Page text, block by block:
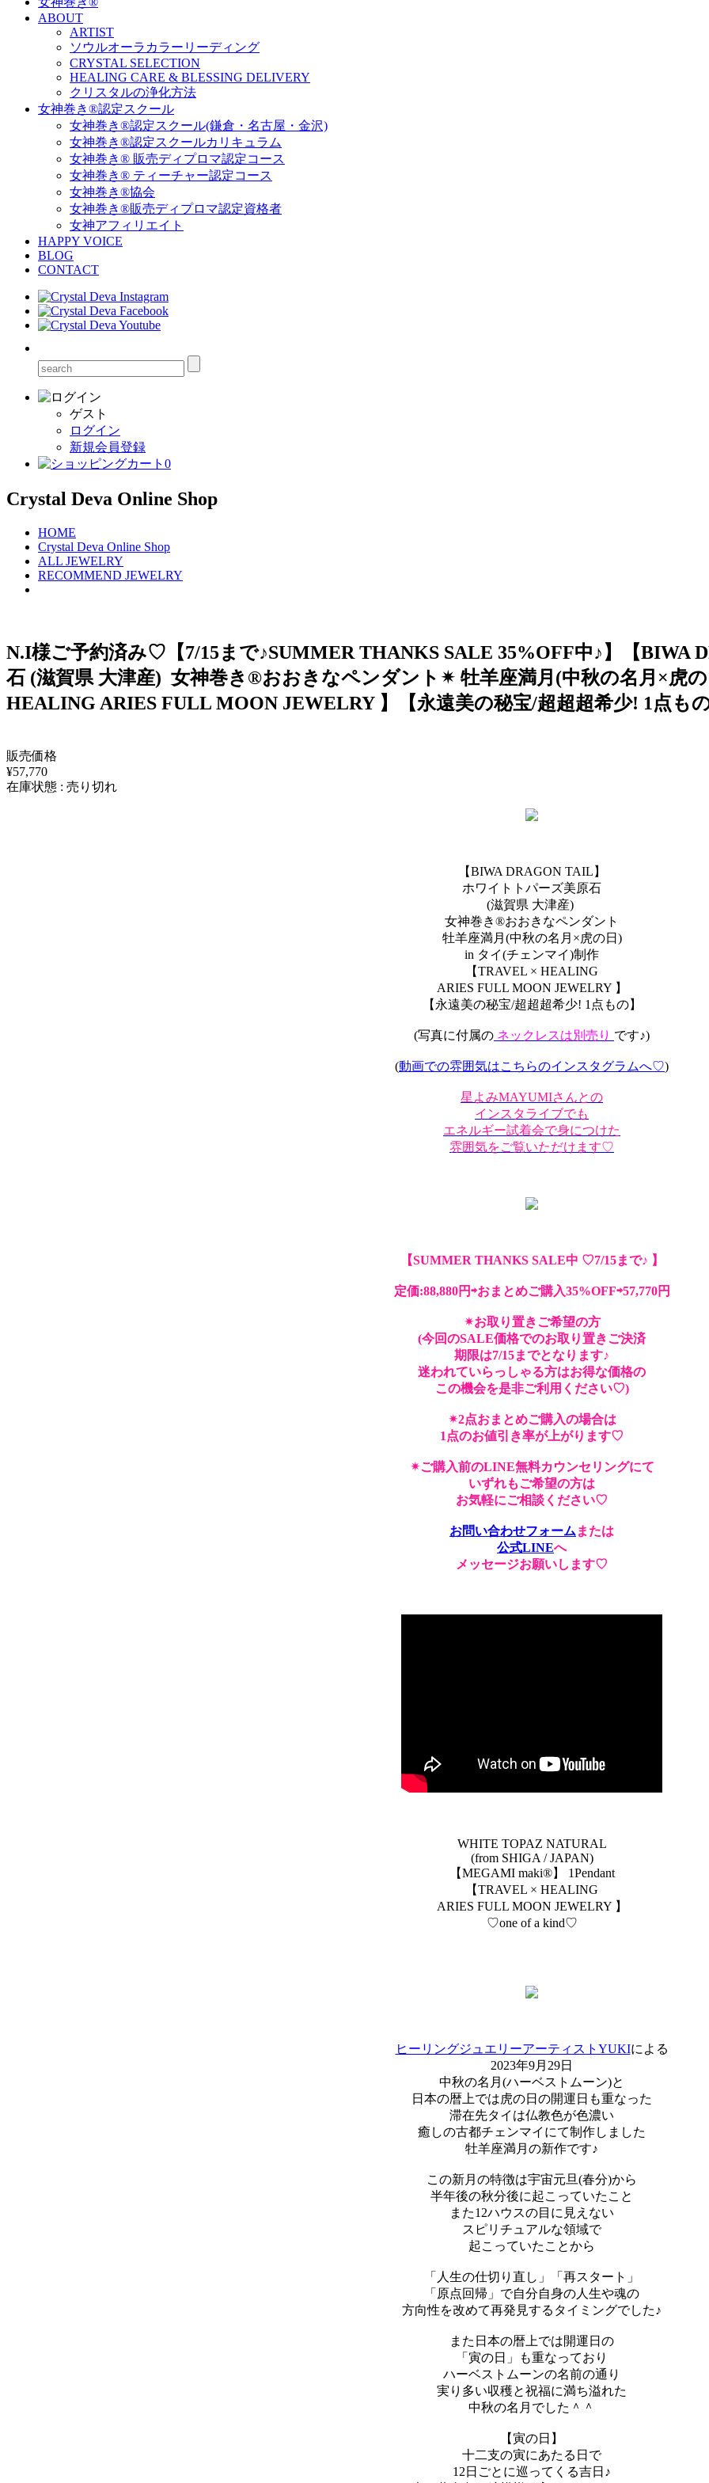
ABOUT
ARTIST
ソウルオーラカラーリーディング
CRYSTAL SELECTION
HEALING CARE & BLESSING DELIVERY
クリスタルの浄化方法
女神巻き®認定スクール
女神巻き®認定スクール(鎌倉・名古屋・金沢)
女神巻き®認定スクールカリキュラム
女神巻き® 販売ディプロマ認定コース
女神巻き® ティーチャー認定コース
女神巻き®協会
女神巻き®販売ディプロマ認定資格者
女神アフィリエイト
HAPPY VOICE
BLOG
CONTACT
ゲスト
ログイン
新規会員登録
0
Crystal Deva Online Shop
HOME
Crystal Deva Online Shop
ALL JEWELRY
RECOMMEND JEWELRY
N.I様ご予約済み♡【7/15まで♪SUMMER THANKS SALE 35%OFF中♪】【BIWA
石 (滋賀県 大津産) 女神巻き®おおきなペンダント✴︎ ︎牡羊座満月(中秋の名月×虎
HEALING ARIES FULL MOON JEWELRY 】【永遠美の秘宝/超超超希少! 1点も
販売価格
¥57,770
在庫状態 : 売り切れ
【BIWA DRAGON TAIL】
ホワイトトパーズ美原石
(滋賀県 大津産)
女神巻き®おおきなペンダント
牡羊座満月(中秋の名月×虎の日)
in タイ(チェンマイ)制作
【TRAVEL × HEALING
ARIES FULL MOON JEWELRY 】
【永遠美の秘宝/超超超希少! 1点もの】
(写真に付属の ネックレスは別売り です♪)
(動画での雰囲気はこちらのインスタグラムへ♡)
星よみMAYUMIさんとの
インスタライブでも
エネルギー試着会で身につけた
雰囲気をご覧いただけます♡
【SUMMER THANKS SALE中 ♡7/15まで♪ 】
定価:88,880円⇨おまとめご購入35%OFF⇨57,770円
✴︎お取り置きご希望の方
(今回のSALE価格でのお取り置きご決済
期限は7/15までとなります♪
迷われていらっしゃる方はお得な価格の
この機会を是非ご利用ください♡)
✴︎2点おまとめご購入の場合は
1点のお値引き率が上がります♡
✴︎ご購入前のLINE無料カウンセリングにて
いずれもご希望の方は
お気軽にご相談ください♡
お問い合わせフォーム または
公式LINEへ
メッセージお願いします♡
WHITE TOPAZ NATURAL
(from SHIGA / JAPAN)
【MEGAMI maki®︎】 1Pendant
【TRAVEL × HEALING
ARIES FULL MOON JEWELRY 】
♡one of a kind♡
ヒーリングジュエリーアーティストYUKIによる
2023年9月29日
中秋の名月(ハーベストムーン)と
日本の暦上では虎の日の開運日も重なった
滞在先タイは仏教色が色濃い
癒しの古都チェンマイにて制作しました
牡羊座満月の新作です♪
この新月の特徴は宇宙元旦(春分)から
半年後の秋分後に起こっていたこと
また12ハウスの目に見えない
スピリチュアルな領域で
起こっていたことから
「人生の仕切り直し」「再スタート」
「原点回帰」で自分自身の人生や魂の
方向性を改めて再発見するタイミングでした♪
また日本の暦上では開運日の
「寅の日」も重なっており
ハーベストムーンの名前の通り
実り多い収穫と祝福に満ち溢れた
中秋の名月でした＾＾
【寅の日】
十二支の寅にあたる日で
12日ごとに巡ってくる吉日♪